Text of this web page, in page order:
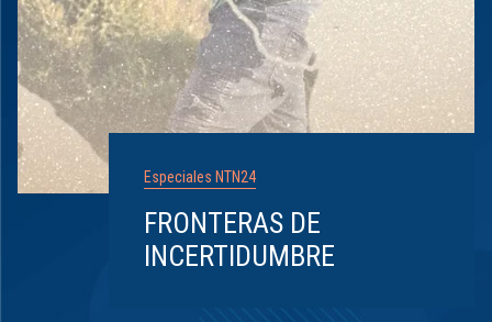
Especiales NTN24
FRONTERAS DE
INCERTIDUMBRE